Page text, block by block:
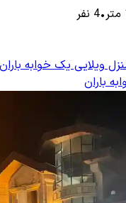
متر•
4 نفر
ویلایی یک خوابه باران
باران